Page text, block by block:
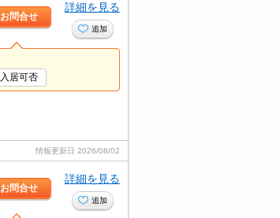
お問合せ
詳細を見る
追加
入居可否
情報更新日 2026/08/02
お問合せ
詳細を見る
追加